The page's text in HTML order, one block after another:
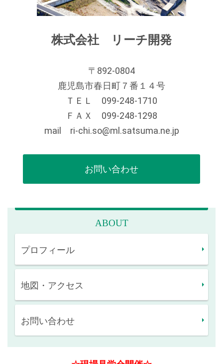
2023.01.05
有資格者・健康経営の取り組みを更新しました！
健康経営の取り組み・エコキャップ運動・鹿児島市環境管理
事業所の内容を更新しました！
2022.10.04
代表者が変更となりました・有資格者等を更新しました！
2022.07.22
2022.05.31
2022.04.05
表彰関連へ「健康優良法人2022」を更新しました！
イベントへ「R4年度 入社式」を追加しました！
株式会社 リーチ開発
〒892-0804
鹿児島市春日町７番１４号
ＴＥＬ 099-248-1710
ＦＡＸ 099-248-1298
mail ri-chi.so@ml.satsuma.ne.jp
お問い合わせ
ABOUT
プロフィール
地図・アクセス
お問い合わせ